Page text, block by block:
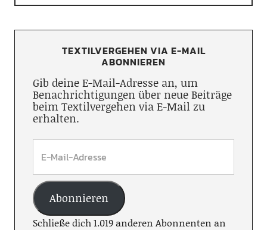
TEXTILVERGEHEN VIA E-MAIL
ABONNIEREN
Gib deine E-Mail-Adresse an, um
Benachrichtigungen über neue Beiträge
beim Textilvergehen via E-Mail zu
erhalten.
Abonnieren
Schließe dich 1.019 anderen Abonnenten an